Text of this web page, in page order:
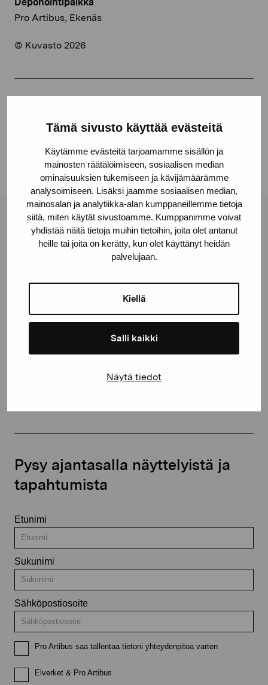
Tämä sivusto käyttää evästeitä
Käytämme evästeitä tarjoamamme sisällön ja
mainosten räätälöimiseen, sosiaalisen median
ominaisuuksien tukemiseen ja kävijämäärämme
analysoimiseen. Lisäksi jaamme sosiaalisen median,
mainosalan ja analytiikka-alan kumppaneillemme tietoja
siitä, miten käytät sivustoamme. Kumppanimme voivat
yhdistää näitä tietoja muihin tietoihin, joita olet antanut
heille tai joita on kerätty, kun olet käyttänyt heidän
palvelujaan.
Kiellä
Salli kaikki
Näytä tiedot
Deponointipaikka
Pro Artibus, Ekenäs
© Kuvasto 2026
Facebook
Linkedin
Pro Artibus -säätiö
10600 Tammisaari
+358 (0)50 371 6339
Pysy ajantasalla näyttelyistä ja
tapahtumista
Etunimi
Sukunimi
Sähköpostiosoite
Pro Artibus saa tallentaa tietoni yhteydenpitoa varten
Elverket & Pro Artibus